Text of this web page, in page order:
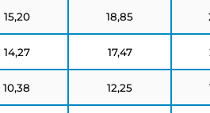
15,20 18,85
14,27 17,47
10,38 12,25